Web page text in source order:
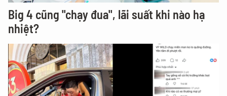
Big 4 cũng "chạy đua", lãi suất khi nào hạ
nhiệt?